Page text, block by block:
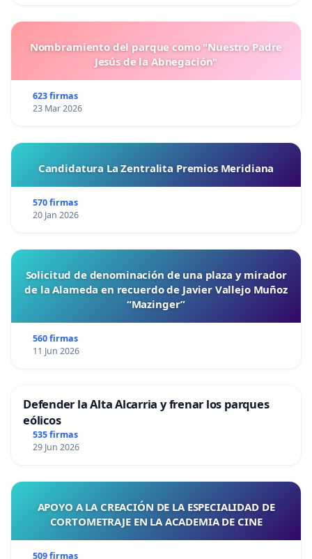
Nombramiento del parque como "Nuestro Padre
Jesús de la Abnegación"
623 firmas
23 Mar 2026
Candidatura La Zentralita Premios Meridiana
570 firmas
20 Jan 2026
Solicitud de denominación de una plaza y mirador
de la Alameda en recuerdo de Javier Vallejo Muñoz
“Mazinger”
560 firmas
11 Jun 2026
Defender la Alta Alcarria y frenar los parques
eólicos
535 firmas
29 Jun 2026
APOYO A LA CREACIÓN DE LA ESPECIALIDAD DE
CORTOMETRAJE EN LA ACADEMIA DE CINE
509 firmas